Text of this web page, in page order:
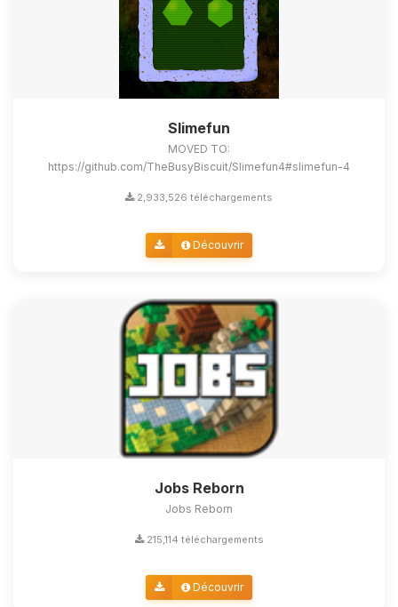
Slimefun
MOVED TO:
https://github.com/TheBusyBiscuit/Slimefun4#slimefun-4
2,933,526 téléchargements
Découvrir
Jobs Reborn
Jobs Reborn
215,114 téléchargements
Découvrir